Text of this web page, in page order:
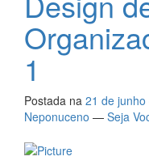
1
Postada na 21 de
Neponuceno — Seja